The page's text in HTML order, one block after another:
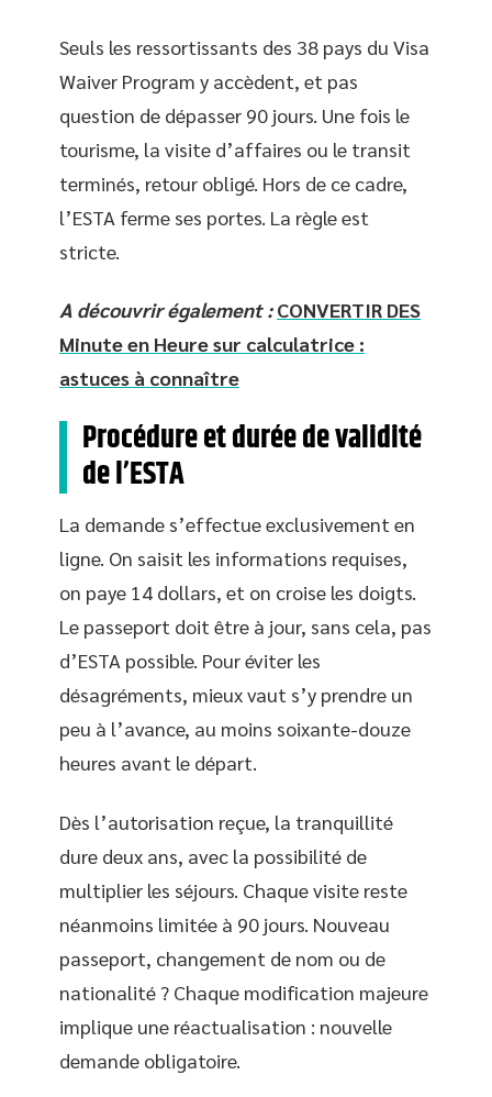
Seuls les ressortissants des 38 pays du Visa
Waiver Program y accèdent, et pas
question de dépasser 90 jours. Une fois le
tourisme, la visite d’affaires ou le transit
terminés, retour obligé. Hors de ce cadre,
l’ESTA ferme ses portes. La règle est
stricte.
A découvrir également : CONVERTIR DES
Minute en Heure sur calculatrice :
astuces à connaître
Procédure et durée de validité
de l’ESTA
La demande s’effectue exclusivement en
ligne. On saisit les informations requises,
on paye 14 dollars, et on croise les doigts.
Le passeport doit être à jour, sans cela, pas
d’ESTA possible. Pour éviter les
désagréments, mieux vaut s’y prendre un
peu à l’avance, au moins soixante-douze
heures avant le départ.
Dès l’autorisation reçue, la tranquillité
dure deux ans, avec la possibilité de
multiplier les séjours. Chaque visite reste
néanmoins limitée à 90 jours. Nouveau
passeport, changement de nom ou de
nationalité ? Chaque modification majeure
implique une réactualisation : nouvelle
demande obligatoire.